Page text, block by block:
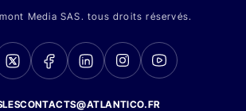
Media SAS. tous droits réservés.